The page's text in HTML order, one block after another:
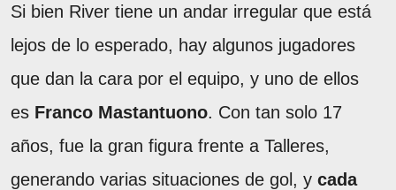
Si bien River tiene un andar irregular que está
lejos de lo esperado, hay algunos jugadores
que dan la cara por el equipo, y uno de ellos
es Franco Mastantuono. Con tan solo 17
años, fue la gran figura frente a Talleres,
generando varias situaciones de gol, y cada